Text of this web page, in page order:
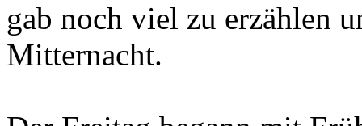
gab noch viel zu erzählen
Mitternacht.